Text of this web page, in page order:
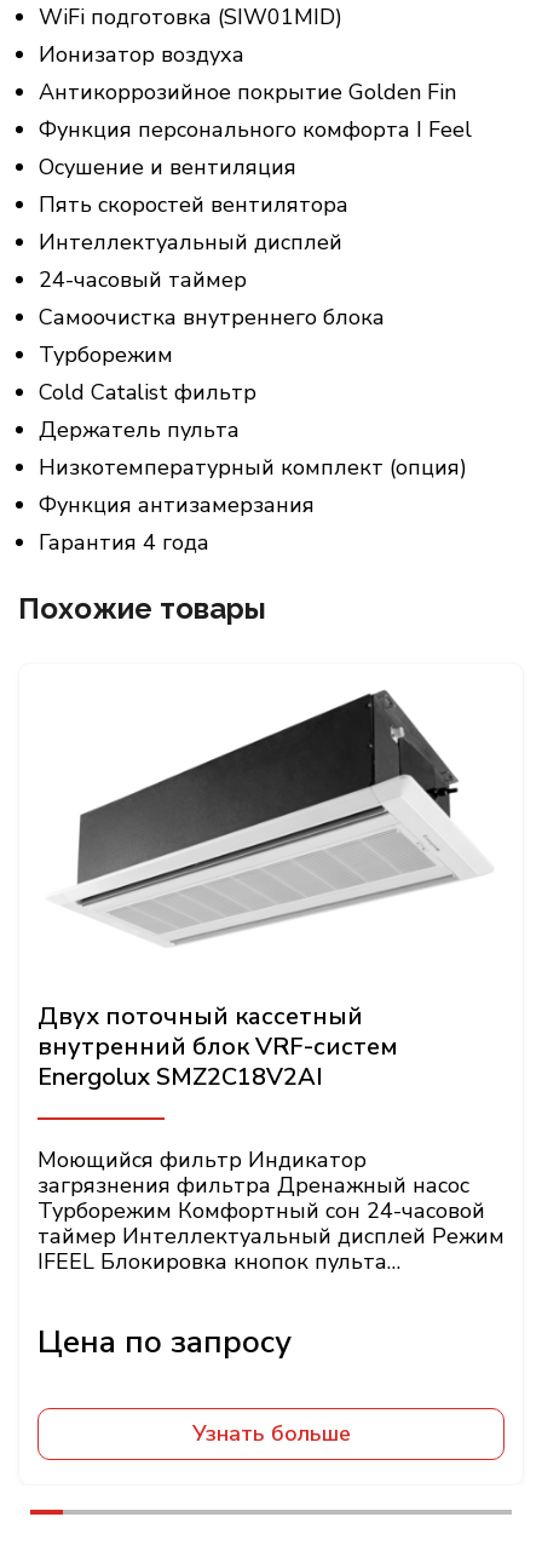
WiFi подготовка (SIW01MID)
Ионизатор воздуха
Антикоррозийное покрытие Golden Fin
Функция персонального комфорта I Feel
Осушение и вентиляция
Пять скоростей вентилятора
Интеллектуальный дисплей
24-часовый таймер
Самоочистка внутреннего блока
Турборежим
Cold Catalist фильтр
Держатель пульта
Низкотемпературный комплект (опция)
Функция антизамерзания
Гарантия 4 года
Похожие товары
Двух поточный кассетный
внутренний блок VRF-систем
Energolux SMZ2C18V2AI
Моющийся фильтр Индикатор
загрязнения фильтра Дренажный насос
Турборежим Комфортный сон 24-часовой
таймер Интеллектуальный дисплей Режим
IFEEL Блокировка кнопок пульта
Узнать больше